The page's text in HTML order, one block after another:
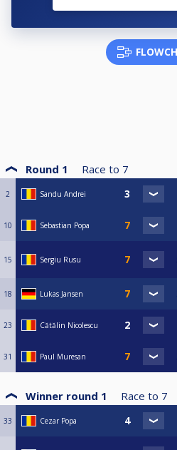
Tragerea la sorți: vineri, 24 octombrie, ora
50% din taxa de participare → Premii
50% din încasări se reportează pentru
Se califică primii 16 jucători în urma
Condiție de calificare la Finală: minimum
---
In functie de numarul de participanti
urmatoarea zi
Round 1 Race to 7
2 Sandu Andrei
10 Sebastian Popa
15 Sergiu Rusu
18 Lukas Jansen
23 Cătălin Nicolescu
31 Paul Muresan
Winner round 1 Race to 7
33 Cezar Popa